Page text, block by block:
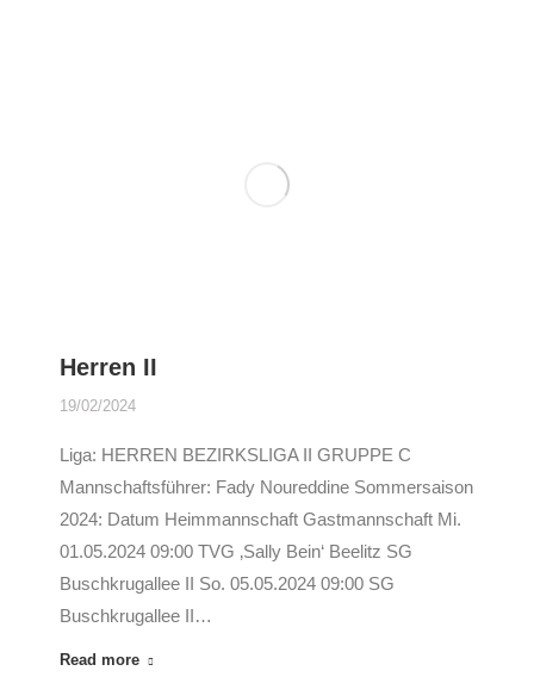
Herren II
19/02/2024
Liga: HERREN BEZIRKSLIGA II GRUPPE C
Mannschaftsführer: Fady Noureddine Sommersaison
2024: Datum Heimmannschaft Gastmannschaft Mi.
01.05.2024 09:00 TVG ‚Sally Bein‘ Beelitz SG
Buschkrugallee II So. 05.05.2024 09:00 SG
Buschkrugallee II…
Read more